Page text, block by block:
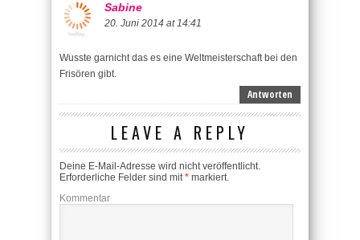
Sabine
20. Juni 2014 at 14:41
Wusste garnicht das es eine Weltmeisterschaft bei den
Frisören gibt.
Antworten
LEAVE A REPLY
Deine E-Mail-Adresse wird nicht veröffentlicht.
Erforderliche Felder sind mit* markiert.
Kommentar